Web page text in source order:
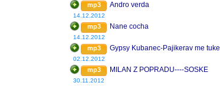
mp3
14.12.2012
Andro verda
mp3
14.12.2012
Nane cocha
mp3
02.12.2012
Gypsy Kubanec-Pajikerav me tuke
mp3
30.11.2012
MILAN Z POPRADU----SOSKE